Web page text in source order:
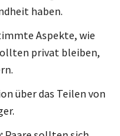
haben.
Aspekte, wie
privat bleiben,
über das Teilen von